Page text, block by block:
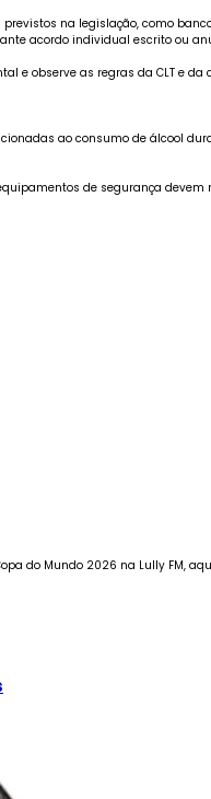
na legislação, como
acordo individual escrito ou
observe as regras da CLT e
ao consumo de álcool
de segurança
do Mundo 2026 na Lully FM,